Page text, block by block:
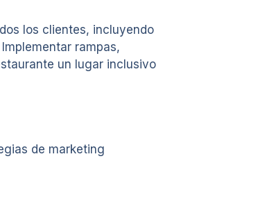
los clientes, incluyendo
rampas,
un lugar inclusivo
de marketing